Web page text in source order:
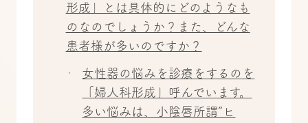
形成」とは具体的にどのようなも
のなのでしょうか？また、どんな
患者様が多いのですか？
女性器の悩みを診療をするのを
「婦人科形成」呼んでいます。
多い悩みは、小陰唇所謂”ヒ